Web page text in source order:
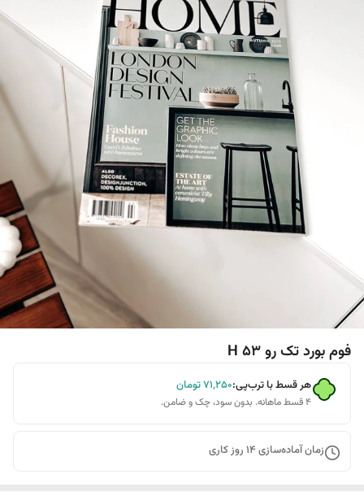
فوم بورد تک رو H 53
هر قسط با ترب‌پی:۷۱٬۲۵۰تومان
۴ قسط ماهانه. بدون سود، چک و ضامن.
زمان آماده‌سازی 14 روز کاری